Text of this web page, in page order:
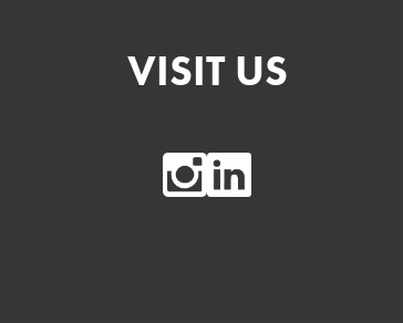
VISIT US